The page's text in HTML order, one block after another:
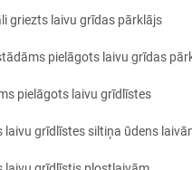
griezts laivu grīdas pārklājs
pielāgots laivu grīdas
pielāgots laivu grīdlīstes
laivu grīdlīstes siltiņa ūdens